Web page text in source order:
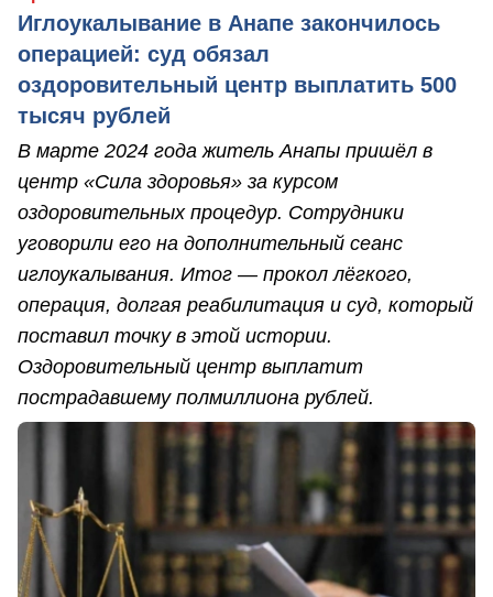
Иглоукалывание в Анапе закончилось
операцией: суд обязал
оздоровительный центр выплатить 500
тысяч рублей
В марте 2024 года житель Анапы пришёл в
центр «Сила здоровья» за курсом
оздоровительных процедур. Сотрудники
уговорили его на дополнительный сеанс
иглоукалывания. Итог — прокол лёгкого,
операция, долгая реабилитация и суд, который
поставил точку в этой истории.
Оздоровительный центр выплатит
пострадавшему полмиллиона рублей.